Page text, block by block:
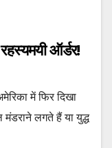
ऑर्डर!
में फिर दिखा
मंडराने लगते हैं या युद्ध